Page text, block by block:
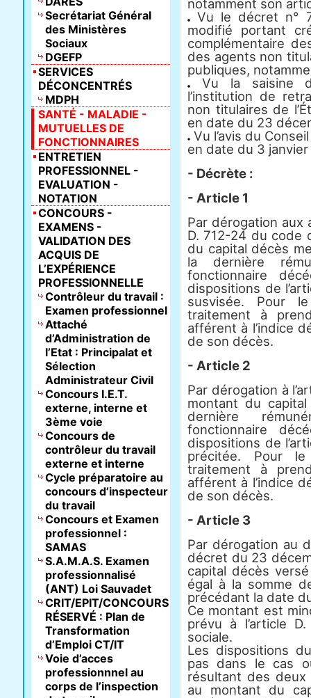
notamment son
Vu le décret n°
modifié portant
complémentaire
des agents non
publiques,
Vu la saisine
l’institution de
non titulaires de
en date du 23
Vu l’avis du
en date du 3 janvier
- Décrète :
- Article 1
Par dérogation aux
D. 712-24 du code
du capital décès
la dernière
fonctionnaire
dispositions de
susvisée. Pour
traitement à
afférent à l’indice
de son décès.
- Article 2
Par dérogation à
montant du
dernière
fonctionnaire
dispositions de
précitée. Pour
traitement à
afférent à l’indice
de son décès.
- Article 3
Par dérogation au
décret du 23
capital décès
égal à la somme
précédant la date
Ce montant est
prévu à l’article
sociale.
Les dispositions
pas dans le cas
résultant des
au montant du
Secrétariat Général
des Ministères
Sociaux
DGEFP
SERVICES
DÉCONCENTRÉS
MDPH
SANTÉ - MALADIE -
MUTUELLES DE
FONCTIONNAIRES
ENTRETIEN
PROFESSIONNEL -
EVALUATION -
NOTATION
CONCOURS -
EXAMENS -
VALIDATION DES
ACQUIS DE
L’EXPÉRIENCE
PROFESSIONNELLE
Contrôleur du travail :
Examen professionnel
Attaché
d’Administration de
l’Etat : Principalat et
Sélection
Administrateur Civil
Concours I.E.T.
externe, interne et
3ème voie
Concours de
contrôleur du travail
externe et interne
Cycle préparatoire au
concours d’inspecteur
du travail
Concours et Examen
professionnel :
SAMAS
S.A.M.A.S. Examen
professionnalisé
(ANT) Loi Sauvadet
CRIT/EPIT/CONCOURS
RÉSERVÉ : Plan de
Transformation
d’Emploi CT/IT
Voie d’acces
professionnnel au
corps de l’inspection